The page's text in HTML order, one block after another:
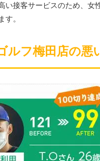
い接客サービスのため、女
す。
ルフ梅田店の悪